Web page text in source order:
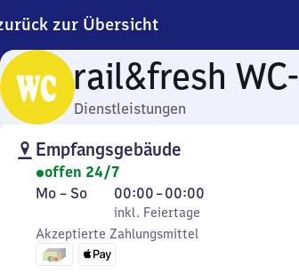
zur Übersicht
rail&fresh
Dienstleistungen
Empfangsgebäude
offen 24/7
Montag
Sonntag
Mo – So,
inkl. Feiertage
00:00–00:00
Von
0
Uhr
inkl. Feiertage
Akzeptierte Zahlungsmittel